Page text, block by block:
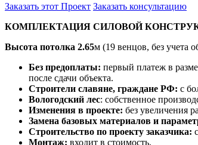
Заказать этот Проект Заказать консультацию
КОМПЛЕКТАЦИЯ СИЛОВОЙ
Высота потолка 2.65м (19 венцов, без учета
Без предоплаты: первый платеж в
после сдачи объекта.
Строители славяне, граждане РФ: с
Вологодский лес: собственное
Изменения в проекте: без увеличения
Замена базовых материалов и
Строительство по проекту заказчика:
Монтаж: входит в стоимость.